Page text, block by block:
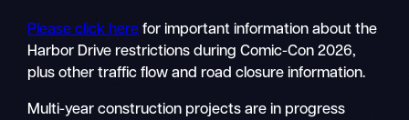
Please click here for important information about the
Harbor Drive restrictions during Comic-Con 2026,
plus other traffic flow and road closure information.
Multi-year construction projects are in progress